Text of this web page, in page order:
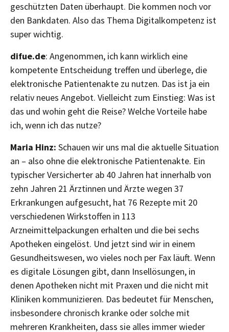
geschützten Daten überhaupt. Die kommen noch vor
den Bankdaten. Also das Thema Digitalkompetenz ist
super wichtig.
difue.de: Angenommen, ich kann wirklich eine
kompetente Entscheidung treffen und überlege, die
elektronische Patientenakte zu nutzen. Das ist ja ein
relativ neues Angebot. Vielleicht zum Einstieg: Was ist
das und wohin geht die Reise? Welche Vorteile habe
ich, wenn ich das nutze?
Maria Hinz: Schauen wir uns mal die aktuelle Situation
an – also ohne die elektronische Patientenakte. Ein
typischer Versicherter ab 40 Jahren hat innerhalb von
zehn Jahren 21 Ärztinnen und Ärzte wegen 37
Erkrankungen aufgesucht, hat 76 Rezepte mit 20
verschiedenen Wirkstoffen in 113
Arzneimittelpackungen erhalten und die bei sechs
Apotheken eingelöst. Und jetzt sind wir in einem
Gesundheitswesen, wo vieles noch per Fax läuft. Wenn
es digitale Lösungen gibt, dann Insellösungen, in
denen Apotheken nicht mit Praxen und die nicht mit
Kliniken kommunizieren. Das bedeutet für Menschen,
insbesondere chronisch kranke oder solche mit
mehreren Krankheiten, dass sie alles immer wieder